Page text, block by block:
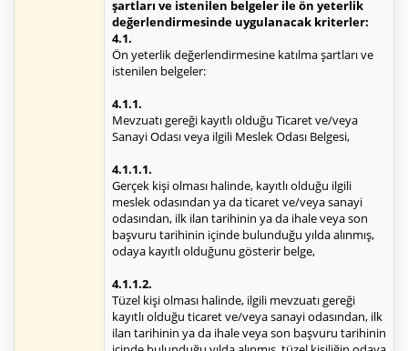
şartları ve istenilen belgeler ile ön yeterlik
değerlendirmesinde uygulanacak kriterler:
4.1.
Ön yeterlik değerlendirmesine katılma şartları ve
istenilen belgeler:
4.1.1.
Mevzuatı gereği kayıtlı olduğu Ticaret ve/veya
Sanayi Odası veya ilgili Meslek Odası Belgesi,
4.1.1.1.
Gerçek kişi olması halinde, kayıtlı olduğu ilgili
meslek odasından ya da ticaret ve/veya sanayi
odasından, ilk ilan tarihinin ya da ihale veya son
başvuru tarihinin içinde bulunduğu yılda alınmış,
odaya kayıtlı olduğunu gösterir belge,
4.1.1.2.
Tüzel kişi olması halinde, ilgili mevzuatı gereği
kayıtlı olduğu ticaret ve/veya sanayi odasından, ilk
ilan tarihinin ya da ihale veya son başvuru tarihinin